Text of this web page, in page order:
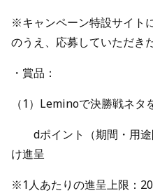
※キャンペーン特設サイト
のうえ、応募していただきた
・賞品：
（1）Leminoで決勝戦ネタ
dポイント（期間・用途
け進呈
※1人あたりの進呈上限：